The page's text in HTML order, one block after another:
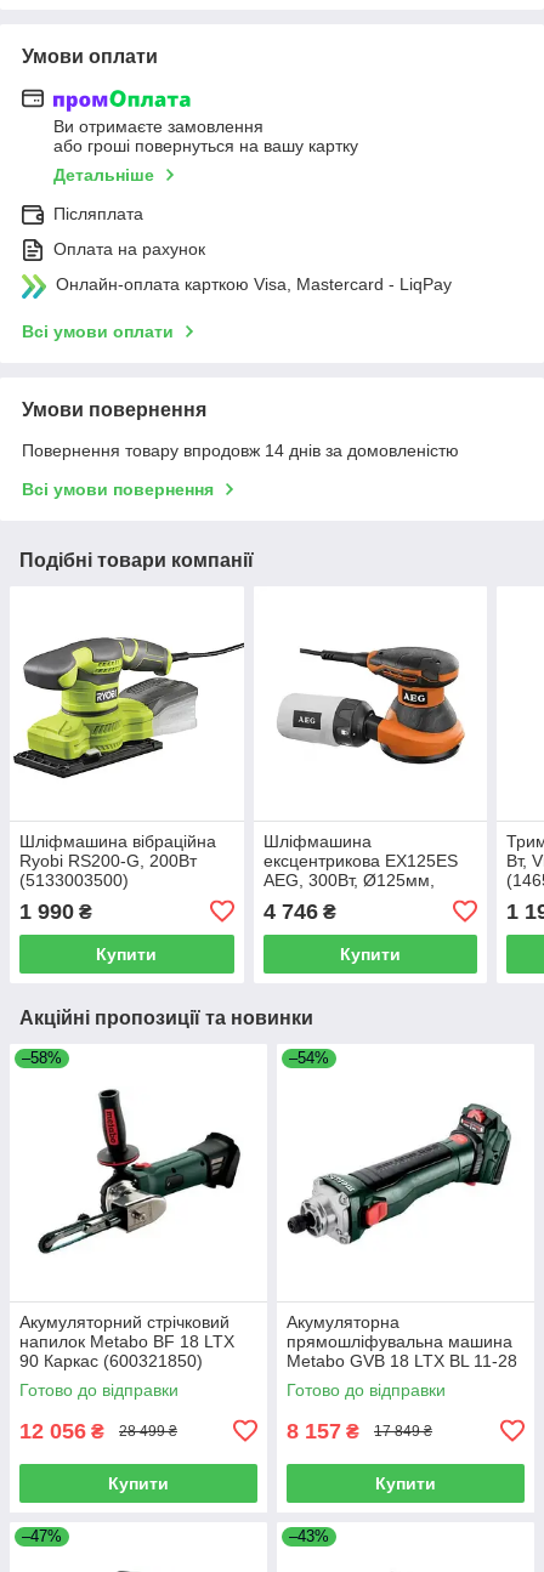
Умови оплати
Ви отримаєте замовлення
або гроші повернуться на вашу картку
Детальніше
Післяплата
Оплата на рахунок
Онлайн-оплата карткою Visa, Mastercard - LiqPay
Всі умови оплати
Умови повернення
Повернення товару впродовж 14 днів за домовленістю
Всі умови повернення
Подібні товари компанії
Шліфмашина вібраційна
Ryobi RS200-G, 200Вт
(5133003500)
1 990 ₴
Купити
Шліфмашина
ексцентрикова EX125ES
AEG, 300Вт, Ø125мм,
амплітуда 2,4мм, 1,7кг
4 746₴
Купити
Вт,
1
Акційні пропозиції та новинки
–58%
Акумуляторний стрічковий
напилок Metabo BF 18 LTX
90 Каркас (600321850)
Готово до відправки
12 056 ₴ 28 499 ₴
Купити
–54%
Акумуляторна
прямошліфувальна машина
Metabo GVB 18 LTX BL 11-28
COMPACT, без АКБ та ЗП
(600828850)
Готово до відправки
8 157 ₴ 17 849 ₴
Купити
–47% –43%